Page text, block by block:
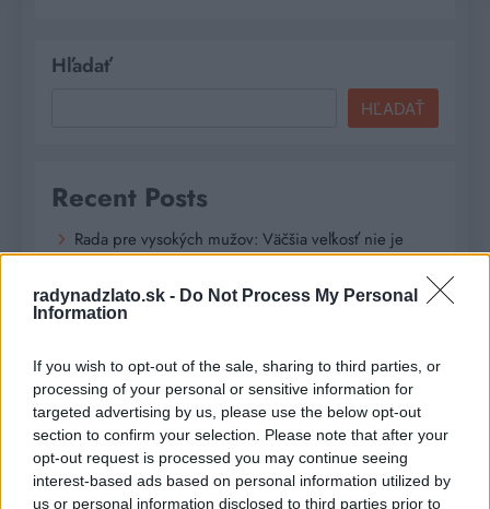
radynadzlato.sk - Do Not Process My Personal
Information
If you wish to opt-out of the sale, sharing to third parties, or
processing of your personal or sensitive information for
targeted advertising by us, please use the below opt-out
section to confirm your selection. Please note that after your
opt-out request is processed you may continue seeing
interest-based ads based on personal information utilized by
us or personal information disclosed to third parties prior to
Hľadať
HĽADAŤ
Recent Posts
Rada pre vysokých mužov: Väčšia veľkosť nie je
vždy riešenie
Od dielne po priemyselnú halu: Ako skrotiť silu a
Digitálne PZP ako technológia na získanie
personalizovanej zľavy
Kúzlo optickej ilúzie: Ako si aj z jemných vlasov
vyčarovať bohatý účes